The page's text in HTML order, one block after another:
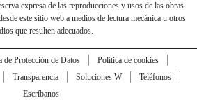
expresa de las reproducciones y usos de las obras
este sitio web a medios de lectura mecánica u otros
que resulten adecuados.
de Protección de Datos
Política de cookies
Transparencia Soluciones W
Teléfonos
Escríbanos